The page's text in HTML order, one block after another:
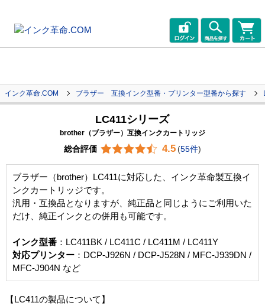
インク革命.COM ブラザー 互換インク型番・プリンター型番から探す
LC411シリーズ
brother（ブラザー）互換インクカートリッジ
総合評価 4.5 (55件)
ブラザー（brother）LC411に対応した、インク革命製互換イ
ンクカートリッジです。
汎用・互換品となりますが、純正品と同じようにご利用いた
だけ、純正インクとの併用も可能です。
インク型番 ：LC411BK / LC411C / LC411M / LC411Y
対応プリンター ：DCP-J926N / DCP-J528N / MFC-J939DN /
MFC-J904N など
【LC411の製品について】